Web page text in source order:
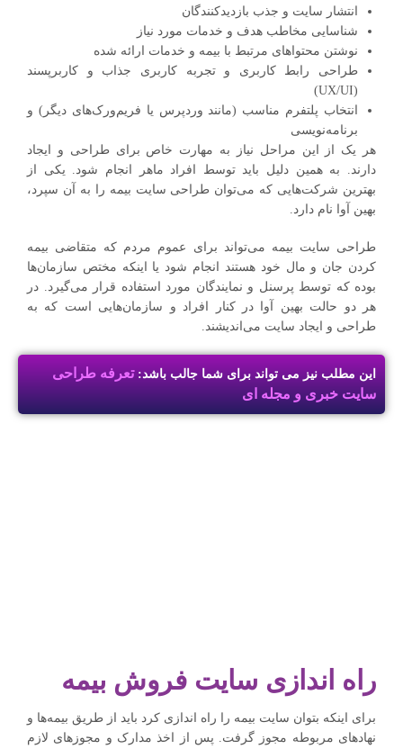
انتشار سایت و جذب بازدیدکنندگان
شناسایی مخاطب هدف و خدمات مورد نیاز
نوشتن محتواهای مرتبط با بیمه و خدمات ارائه شده
طراحی رابط کاربری و تجربه کاربری جذاب و کاربرپسند
(UX/UI)
انتخاب پلتفرم مناسب (مانند وردپرس یا فریم‌ورک‌های دیگر) و
برنامه‌نویسی
هر یک از این مراحل نیاز به مهارت خاص برای طراحی و ایجاد
دارند. به همین دلیل باید توسط افراد ماهر انجام شود. یکی از
بهترین شرکت‌هایی که می‌توان طراحی سایت بیمه را به آن سپرد،
بهین آوا نام دارد.
طراحی سایت بیمه می‌تواند برای عموم مردم که متقاضی بیمه
کردن جان و مال خود هستند انجام شود یا اینکه مختص سازمان‌ها
بوده که توسط پرسنل و نمایندگان مورد استفاده قرار می‌گیرد. در
هر دو حالت بهین آوا در کنار افراد و سازمان‌هایی است که به
طراحی و ایجاد سایت می‌اندیشند.
این مطلب نیز می تواند برای شما جالب باشد:تعرفه طراحی
سایت خبری و مجله ای
راه اندازی سایت فروش بیمه
برای اینکه بتوان سایت بیمه را راه اندازی کرد باید از طریق بیمه‌ها و
نهادهای مربوطه مجوز گرفت. پس از اخذ مدارک و مجوزهای لازم